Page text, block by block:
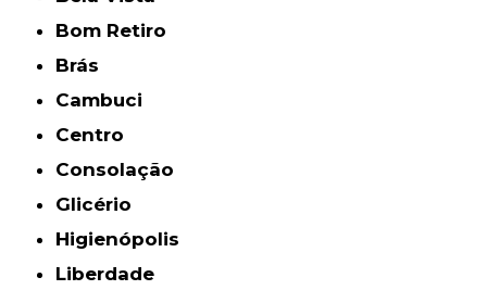
Bom Retiro
Brás
Cambuci
Centro
Consolação
Glicério
Higienópolis
Liberdade